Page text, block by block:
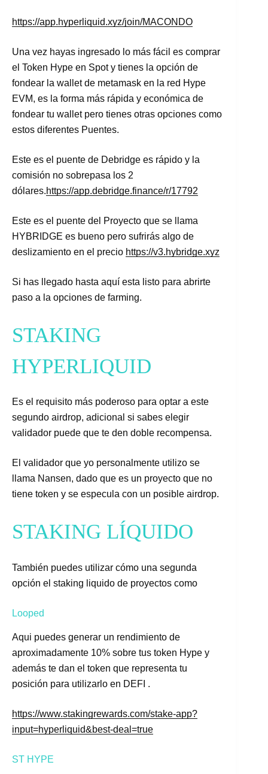
https://app.hyperliquid.xyz/join/MACONDO
Una vez hayas ingresado lo más fácil es comprar
el Token Hype en Spot y tienes la opción de
fondear la wallet de metamask en la red Hype
EVM, es la forma más rápida y económica de
fondear tu wallet pero tienes otras opciones como
estos diferentes Puentes.
Este es el puente de Debridge es rápido y la
comisión no sobrepasa los 2
dólares.https://app.debridge.finance/r/17792
Este es el puente del Proyecto que se llama
HYBRIDGE es bueno pero sufrirás algo de
deslizamiento en el precio https://v3.hybridge.xyz
Si has llegado hasta aquí esta listo para abrirte
paso a la opciones de farming.
STAKING
HYPERLIQUID
Es el requisito más poderoso para optar a este
segundo airdrop, adicional si sabes elegir
validador puede que te den doble recompensa.
El validador que yo personalmente utilizo se
llama Nansen, dado que es un proyecto que no
tiene token y se especula con un posible airdrop.
STAKING LÍQUIDO
También puedes utilizar cómo una segunda
opción el staking liquido de proyectos como
Looped
Aqui puedes generar un rendimiento de
aproximadamente 10% sobre tus token Hype y
además te dan el token que representa tu
posición para utilizarlo en DEFI .
https://www.stakingrewards.com/stake-app?
input=hyperliquid&best-deal=true
ST HYPE